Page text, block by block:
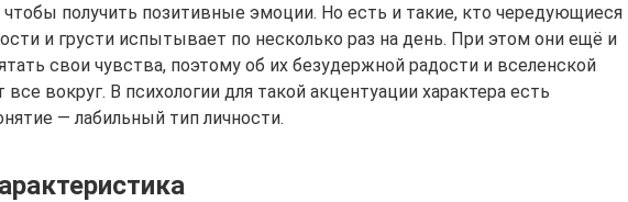
получить позитивные эмоции. Но есть и такие, кто чередующиеся
и грусти испытывает по несколько раз на день. При этом они ещё и
свои чувства, поэтому об их безудержной радости и вселенской
все вокруг. В психологии для такой акцентуации характера есть
— лабильный тип личности.